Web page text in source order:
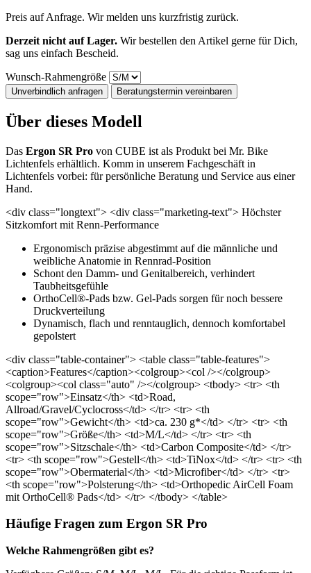
Preis auf Anfrage. Wir melden uns kurzfristig zurück.
Derzeit nicht auf Lager. Wir bestellen den Artikel gerne für Dich,
sag uns einfach Bescheid.
Wunsch-Rahmengröße
Unverbindlich anfragen Beratungstermin vereinbaren
Über dieses Modell
Das Ergon SR Pro von CUBE ist als Produkt bei Mr. Bike
Lichtenfels erhältlich. Komm in unserem Fachgeschäft in
Lichtenfels vorbei: für persönliche Beratung und Service aus einer
Hand.
<div class="longtext"> <div class="marketing-text"> Höchster
Sitzkomfort mit Renn-Performance
Ergonomisch präzise abgestimmt auf die männliche und
weibliche Anatomie in Rennrad-Position
Schont den Damm- und Genitalbereich, verhindert
Taubheitsgefühle
OrthoCell®-Pads bzw. Gel-Pads sorgen für noch bessere
Druckverteilung
Dynamisch, flach und renntauglich, dennoch komfortabel
gepolstert
<div class="table-container"> <table class="table-features">
<caption>Features</caption><colgroup><col /></colgroup>
<colgroup><col class="auto" /></colgroup> <tbody> <tr> <th
scope="row">Einsatz</th> <td>Road,
Allroad/Gravel/Cyclocross</td> </tr> <tr> <th
scope="row">Gewicht</th> <td>ca. 230 g*</td> </tr> <tr> <th
scope="row">Größe</th> <td>M/L</td> </tr> <tr> <th
scope="row">Sitzschale</th> <td>Carbon Composite</td> </tr>
<tr> <th scope="row">Gestell</th> <td>TiNox</td> </tr> <tr> <th
scope="row">Obermaterial</th> <td>Microfiber</td> </tr> <tr>
<th scope="row">Polsterung</th> <td>Orthopedic AirCell Foam
mit OrthoCell® Pads</td> </tr> </tbody> </table>
Häufige Fragen zum Ergon SR Pro
Welche Rahmengrößen gibt es?